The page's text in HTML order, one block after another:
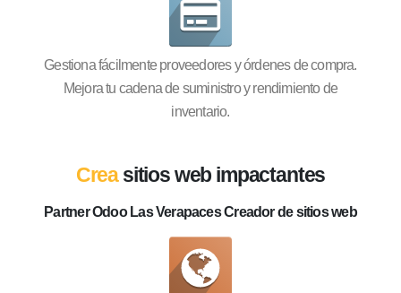
Gestiona fácilmente proveedores y órdenes de compra.
Mejora tu cadena de suministro y rendimiento de
inventario.
Creasitios web impactantes
Partner Odoo Las Verapaces Creador de sitios web